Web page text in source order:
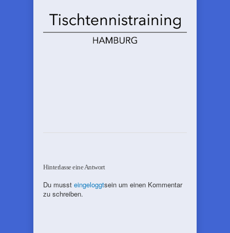
Hinterlasse eine Antwort
Du musst eingeloggtsein um einen Kommentar
zu schreiben.